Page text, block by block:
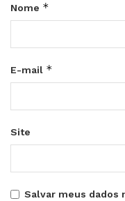
Nome *
E-mail *
Site
Salvar meus dados